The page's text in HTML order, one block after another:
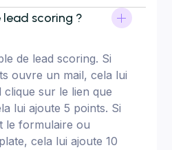
scoring ?
de lead scoring. Si
ouvre un mail, cela lui
clique sur le lien que
lui ajoute 5 points. Si
le formulaire ou
cela lui ajoute 10